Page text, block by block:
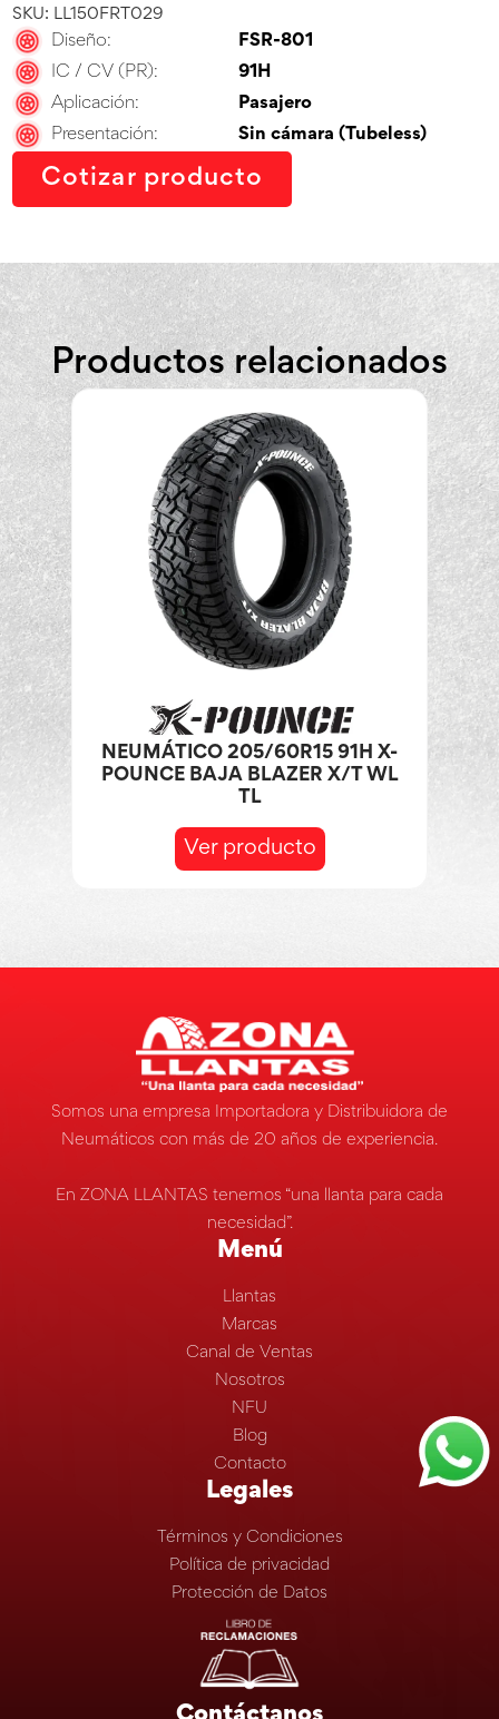
SKU: LL150FRT029
Diseño:
FSR-801
IC / CV (PR):
91H
Aplicación:
Pasajero
Presentación:
Sin cámara (Tubeless)
Cotizar producto
Productos relacionados
NEUMÁTICO 205/60R15 91H X-
POUNCE BAJA BLAZER X/T WL
TL
Ver producto
Somos una empresa Importadora y Distribuidora de
Neumáticos con más de 20 años de experiencia.
En ZONA LLANTAS tenemos “una llanta para cada
necesidad”.
Menú
Llantas
Marcas
Canal de Ventas
Nosotros
NFU
Blog
Contacto
Legales
Términos y Condiciones
Política de privacidad
Protección de Datos